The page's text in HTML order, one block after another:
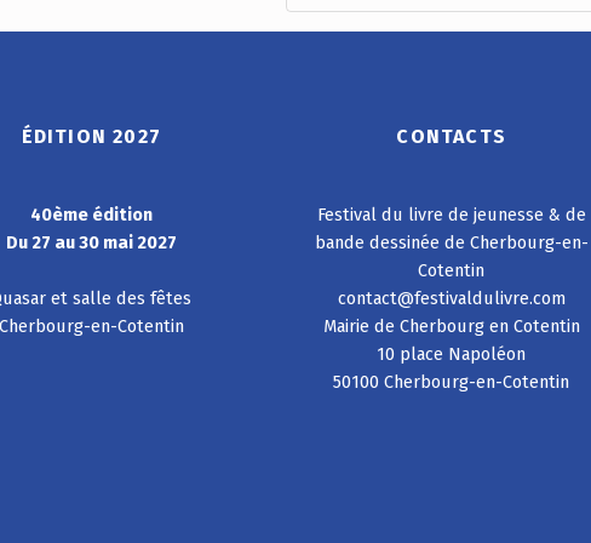
ÉDITION 2027
40ème édition
Du 27 au 30 mai 2027
et salle des fêtes
en-Cotentin
CONTACTS
Festival du livre de jeunesse & de
bande dessinée de Cherbourg-en-
Cotentin
contact@festivaldulivre.com
Mairie de Cherbourg en Cotentin
10 place Napoléon
50100 Cherbourg-en-Cotentin